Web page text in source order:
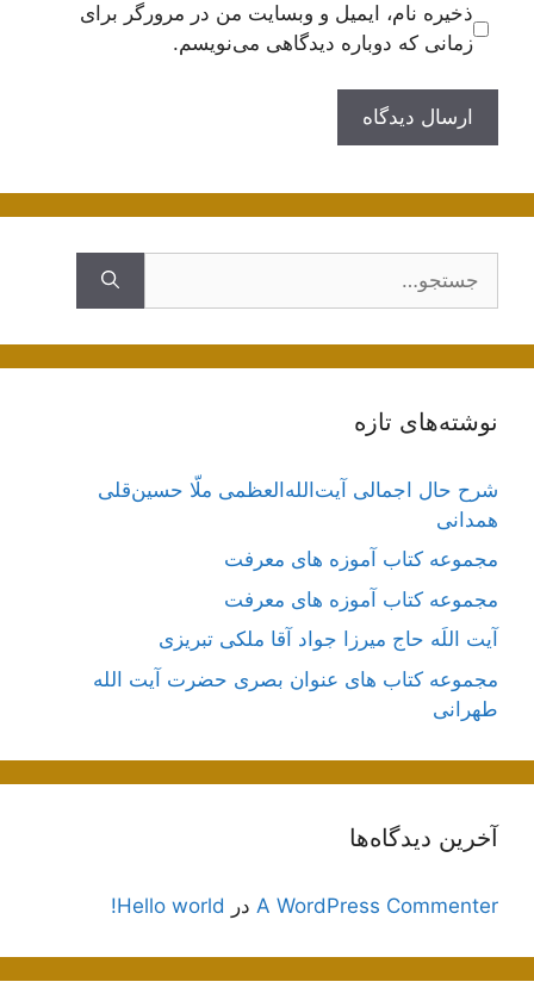
ذخیره نام، ایمیل و وبسایت من در مرورگر برای
زمانی که دوباره دیدگاهی می‌نویسم.
نوشته‌های تازه
شرح حال اجمالی آیت‌الله‌العظمی ملّا حسین‌قلی
همدانی
مجموعه کتاب آموزه های معرفت
مجموعه کتاب آموزه های معرفت
آیت اللَه حاج میرزا جواد آقا ملکی تبریزی
مجموعه کتاب های عنوان بصری حضرت آیت الله
طهرانی
آخرین دیدگاه‌ها
A WordPress Commenter در Hello world!